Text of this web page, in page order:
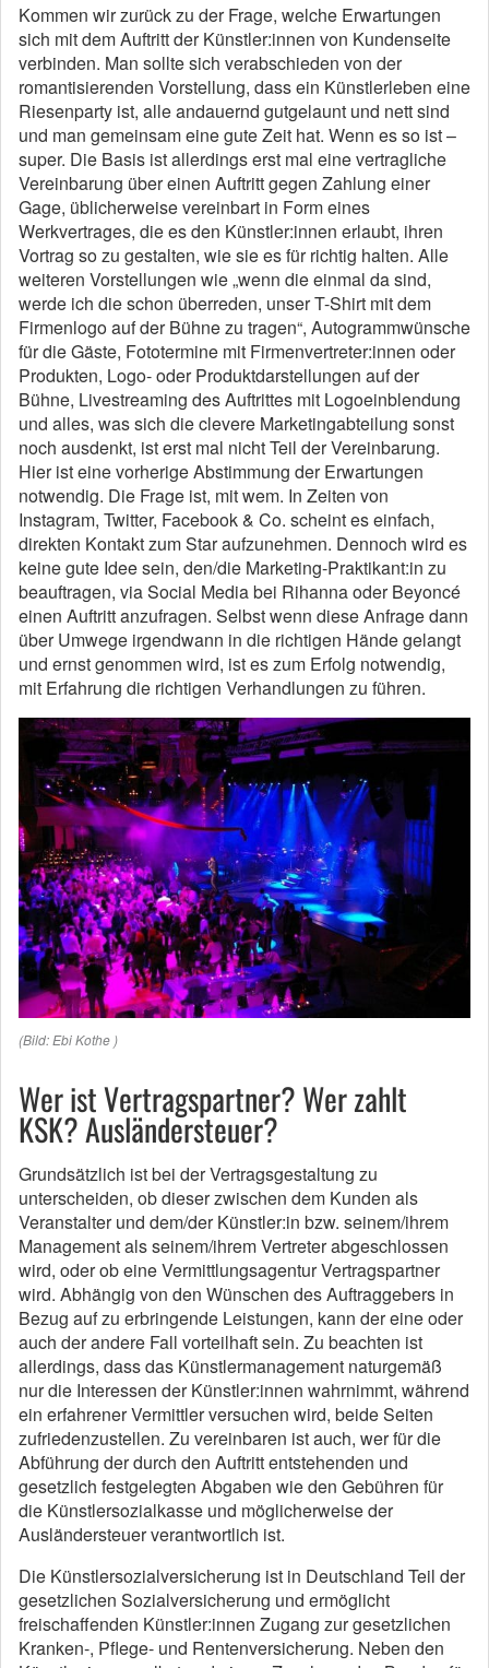
Kommen wir zurück zu der Frage, welche Erwartungen
sich mit dem Auftritt der Künstler:innen von Kundenseite
verbinden. Man sollte sich verabschieden von der
romantisierenden Vorstellung, dass ein Künstlerleben eine
Riesenparty ist, alle andauernd gutgelaunt und nett sind
und man gemeinsam eine gute Zeit hat. Wenn es so ist –
super. Die Basis ist allerdings erst mal eine vertragliche
Vereinbarung über einen Auftritt gegen Zahlung einer
Gage, üblicherweise vereinbart in Form eines
Werkvertrages, die es den Künstler:innen erlaubt, ihren
Vortrag so zu gestalten, wie sie es für richtig halten. Alle
weiteren Vorstellungen wie „wenn die einmal da sind,
werde ich die schon überreden, unser T-Shirt mit dem
Firmenlogo auf der Bühne zu tragen“, Autogrammwünsche
für die Gäste, Fototermine mit Firmenvertreter:innen oder
Produkten, Logo- oder Produktdarstellungen auf der
Bühne, Livestreaming des Auftrittes mit Logoeinblendung
und alles, was sich die clevere Marketingabteilung sonst
noch ausdenkt, ist erst mal nicht Teil der Vereinbarung.
Hier ist eine vorherige Abstimmung der Erwartungen
notwendig. Die Frage ist, mit wem. In Zeiten von
Instagram, Twitter, Facebook & Co. scheint es einfach,
direkten Kontakt zum Star aufzunehmen. Dennoch wird es
keine gute Idee sein, den/die Marketing-Praktikant:in zu
beauftragen, via Social Media bei Rihanna oder Beyoncé
einen Auftritt anzufragen. Selbst wenn diese Anfrage dann
über Umwege irgendwann in die richtigen Hände gelangt
und ernst genommen wird, ist es zum Erfolg notwendig,
mit Erfahrung die richtigen Verhandlungen zu führen.
(Bild: Ebi Kothe )
Wer ist Vertragspartner? Wer zahlt
KSK? Ausländersteuer?
Grundsätzlich ist bei der Vertragsgestaltung zu
unterscheiden, ob dieser zwischen dem Kunden als
Veranstalter und dem/der Künstler:in bzw. seinem/ihrem
Management als seinem/ihrem Vertreter abgeschlossen
wird, oder ob eine Vermittlungsagentur Vertragspartner
wird. Abhängig von den Wünschen des Auftraggebers in
Bezug auf zu erbringende Leistungen, kann der eine oder
auch der andere Fall vorteilhaft sein. Zu beachten ist
allerdings, dass das Künstlermanagement naturgemäß
nur die Interessen der Künstler:innen wahrnimmt, während
ein erfahrener Vermittler versuchen wird, beide Seiten
zufriedenzustellen. Zu vereinbaren ist auch, wer für die
Abführung der durch den Auftritt entstehenden und
gesetzlich festgelegten Abgaben wie den Gebühren für
die Künstlersozialkasse und möglicherweise der
Ausländersteuer verantwortlich ist.
Die Künstlersozialversicherung ist in Deutschland Teil der
gesetzlichen Sozialversicherung und ermöglicht
freischaffenden Künstler:innen Zugang zur gesetzlichen
Kranken-, Pflege- und Rentenversicherung. Neben den